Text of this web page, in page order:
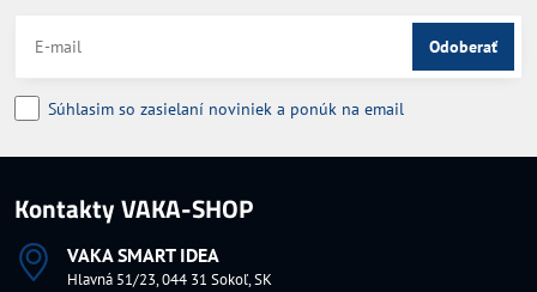
Odoberať
Súhlasim so zasielaní noviniek a ponúk na email
Kontakty VAKA-SHOP
VAKA SMART IDEA
Hlavná 51/23, 044 31 Sokoľ, SK